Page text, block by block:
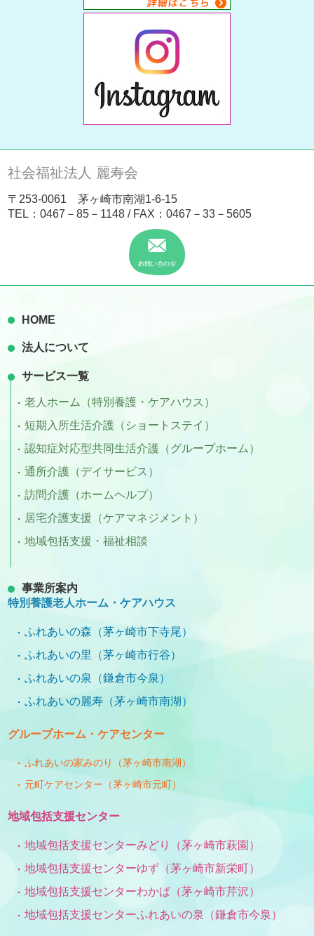
社会福祉法人 麗寿会
〒253-0061 茅ヶ崎市南湖1-6-15
TEL：0467－85－1148 / FAX：0467－33－5605
HOME
法人について
サービス一覧
老人ホーム（特別養護・ケアハウス）
短期入所生活介護（ショートステイ）
認知症対応型共同生活介護（グループホーム）
通所介護（デイサービス）
訪問介護（ホームヘルプ）
居宅介護支援（ケアマネジメント）
地域包括支援・福祉相談
事業所案内
特別養護老人ホーム・ケアハウス
ふれあいの森（茅ヶ崎市下寺尾）
ふれあいの里（茅ヶ崎市行谷）
ふれあいの泉（鎌倉市今泉）
ふれあいの麗寿（茅ヶ崎市南湖）
グループホーム・ケアセンター
ふれあいの家みのり（茅ヶ崎市南湖）
元町ケアセンター（茅ヶ崎市元町）
地域包括支援センター
地域包括支援センターみどり（茅ヶ崎市萩園）
地域包括支援センターゆず（茅ヶ崎市新栄町）
地域包括支援センターわかば（茅ヶ崎市芹沢）
地域包括支援センターふれあいの泉（鎌倉市今泉）